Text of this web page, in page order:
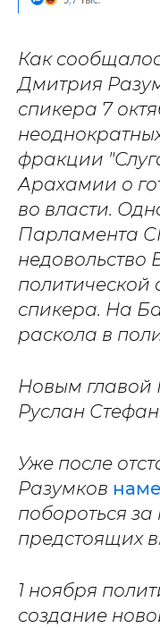
Как
Дмитрия
спикера 7
фракции
Арахамии о
во власти.
Парламента
недовольство
политической
спикера. На
раскола в
Новым главой
Руслан
Уже после
Разумков
побороться за
предстоящих
1 ноября
создание